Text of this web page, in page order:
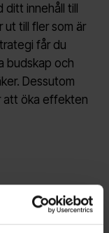
ditt innehåll till
ut till fler som är
får du
budskap och
Dessutom
att öka effekten